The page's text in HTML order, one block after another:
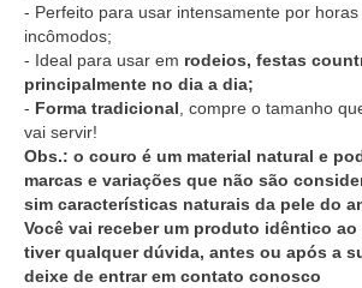
- Perfeito para usar intensamente por
incômodos;
- Ideal para usar em rodeios, festas
principalmente no dia a dia;
- Forma tradicional , compre o tamanho
vai servir!
Obs.: o couro é um material natural e
marcas e variações que não são
sim características naturais da pele do
Você vai receber um produto idêntico
tiver qualquer dúvida, antes ou após a
deixe de entrar em contato conosco